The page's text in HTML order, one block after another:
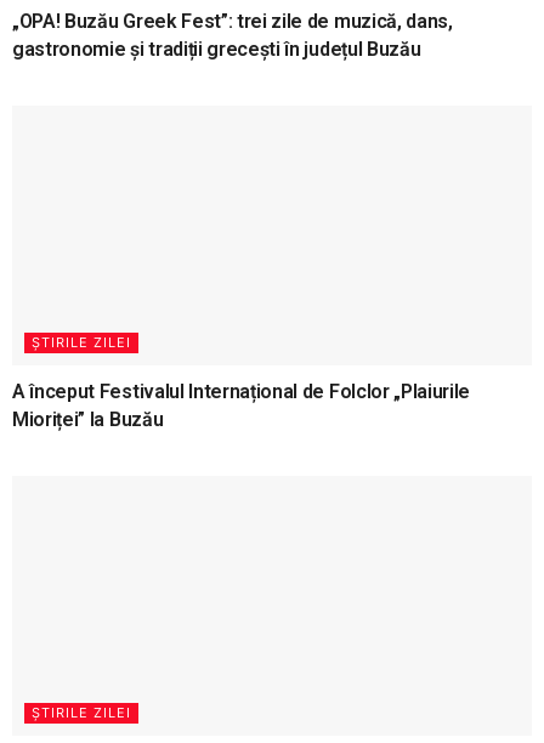
„OPA! Buzău Greek Fest”: trei zile de muzică, dans,
gastronomie și tradiții grecești în județul Buzău
ȘTIRILE ZILEI
A început Festivalul Internațional de Folclor „Plaiurile
Mioriței” la Buzău
ȘTIRILE ZILEI